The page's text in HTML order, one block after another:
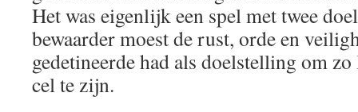
Het was eigenlijk een spel met twee
bewaarder moest de rust, orde en
gedetineerde had als doelstelling om
cel te zijn.